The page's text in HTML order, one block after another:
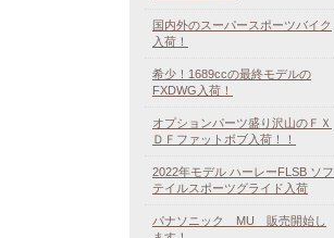
国内外のスーパースポーツバイク
入荷！
希少！1689ccの最終モデルの
FXDWG入荷！
オプションパーツ盛り沢山のＦＸ
ＤＦファットボブ入荷！！
2022年モデル ハーレーFLSB ソフ
テイルスポーツグライド入荷
パナソニック MU 販売開始し